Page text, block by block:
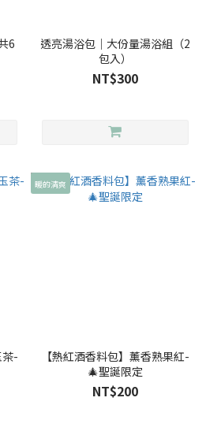
6
透亮湯浴包｜大份量湯浴組（2
包入）
NT$300
茶-
暖的清爽
【熱紅酒香料包】薰香熟果紅-
🎄聖誕限定
NT$200